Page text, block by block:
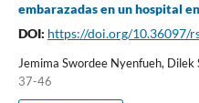
embarazadas en un hospital
DOI: https://doi.org/10.36097/
Jemima Swordee Nyenfueh, Dilek
37-46